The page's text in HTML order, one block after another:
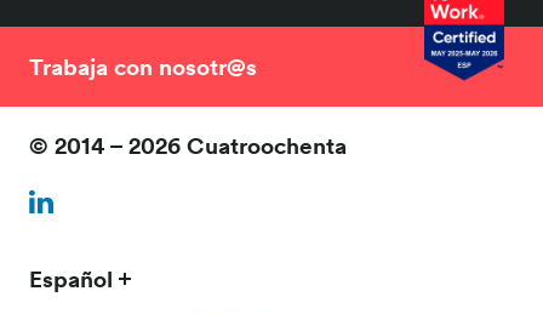
Trabaja con nosotr@s
© 2014 – 2026 Cuatroochenta
Español